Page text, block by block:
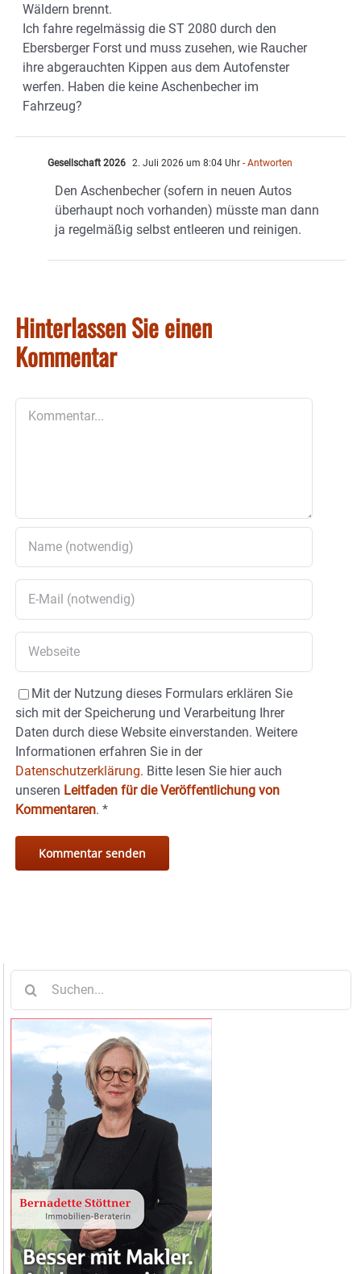
Wäldern brennt.
Ich fahre regelmässig die ST 2080 durch den
Ebersberger Forst und muss zusehen, wie Raucher
ihre abgerauchten Kippen aus dem Autofenster
werfen. Haben die keine Aschenbecher im
Fahrzeug?
Gesellschaft 2026 2. Juli 2026 um 8:04 Uhr - Antworten
Den Aschenbecher (sofern in neuen Autos
überhaupt noch vorhanden) müsste man dann
ja regelmäßig selbst entleeren und reinigen.
Hinterlassen Sie einen
Kommentar
Mit der Nutzung dieses Formulars erklären Sie
sich mit der Speicherung und Verarbeitung Ihrer
Daten durch diese Website einverstanden. Weitere
Informationen erfahren Sie in der
Datenschutzerklärung. Bitte lesen Sie hier auch
unseren Leitfaden für die Veröffentlichung von
Kommentaren. *
nach: